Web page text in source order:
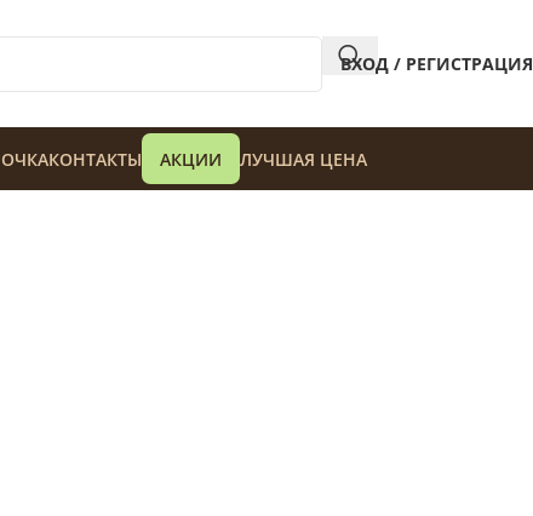
ВХОД / РЕГИСТРАЦИЯ
КОНТАКТЫ АКЦИИ ЛУЧШАЯ ЦЕНА